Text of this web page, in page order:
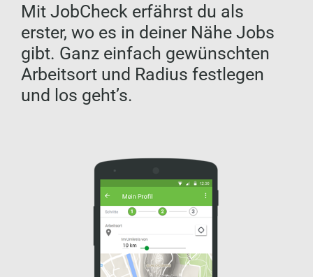
Mit JobCheck erfährst du als
erster, wo es in deiner Nähe Jobs
gibt. Ganz einfach gewünschten
Arbeitsort und Radius festlegen
und los geht’s.